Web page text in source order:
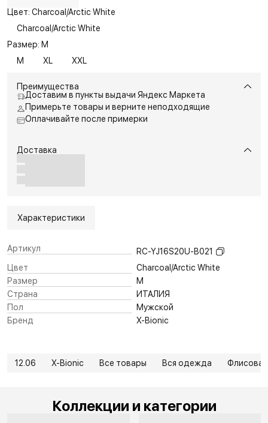
Цвет: Charcoal/Arctic White
Charcoal/Arctic White
Размер: M
M
XL XXL
Преимущества
Доставим в пункты выдачи Яндекс Маркета
Примерьте товары и верните неподходящие
Оплачивайте после примерки
Доставка
Характеристики
Артикул
RC-YJ16S20U-B021
Цвет
Charcoal/Arctic White
Размер
M
Страна
ИТАЛИЯ
Пол
Мужской
Бренд
X-Bionic
12.06 X-Bionic Все товары Вся одежда
Коллекции и категории